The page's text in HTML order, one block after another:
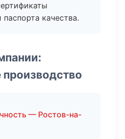
качества.
производство
— Ростов-на-